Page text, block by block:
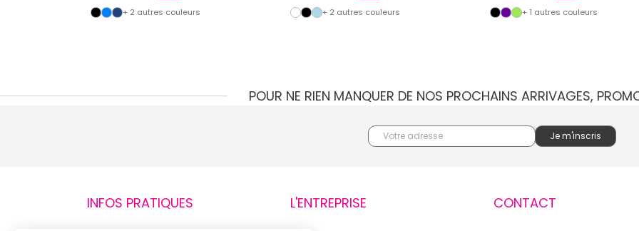
+ 2 autres couleurs
+ 2 autres couleurs
+ 1 autres couleurs
POUR NE RIEN MANQUER DE NOS PROCHAINS ARRIVAGES,
INFOS PRATIQUES L'ENTREPRISE CONTACT